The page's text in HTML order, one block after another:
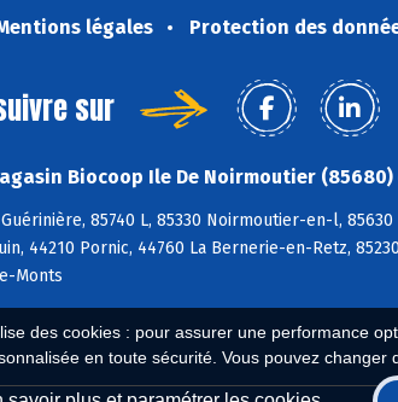
des cookies : pour assurer une performance
en toute sécurité. Vous pouvez
légales Protection des
sur
Biocoop Ile De Noirmoutier
85740 L, 85330 Noirmoutier-en-l,
44210 Pornic, 44760 La Bernerie-en-Retz,
Monts